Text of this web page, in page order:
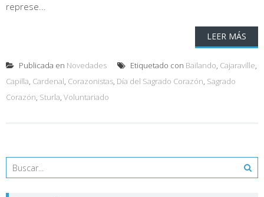
represe...
LEER MÁS
Publicada en Novedades Etiquetado con Bailando, Cajaraville,
Capilla, Cardenal, Corazonistas, Día del Sagrado Corazón, Sagrado
Corazón, Sturla, Voluntariado